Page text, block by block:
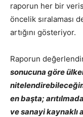
raporun her bir
öncelik sıralaması
artığını gösteriyor.
Raporun
sonucuna göre
en başta;
ve sanayi kaynaklı